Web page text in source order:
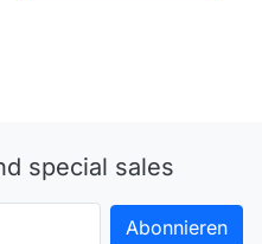
special sales